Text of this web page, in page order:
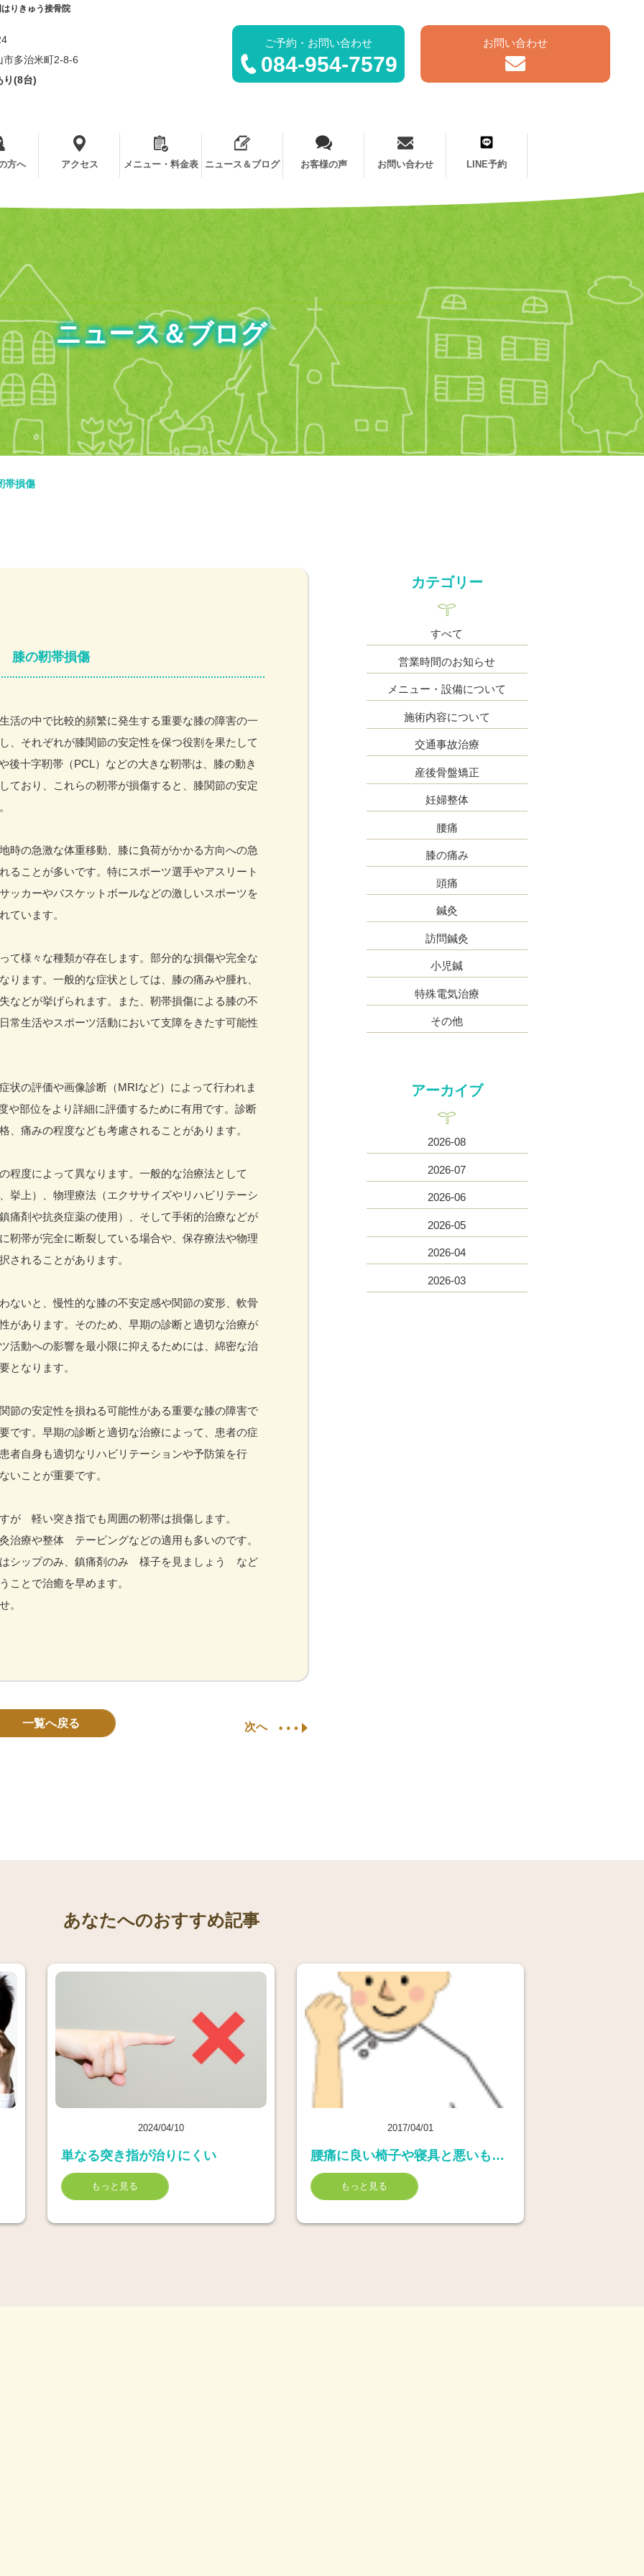
りきゅう接骨院
ご予約・お問い合わせ
084-954-7579
お問い合わせ
市多治米町2-8-6
(8台)
方へ アクセス メニュー・料金表 ニュース＆ブログ お客様の声 お問い合わせ LINE予約
ニュース＆ブログ
帯損傷
膝の靭帯損傷
活の中で比較的頻繁に発生する重要な膝の障害の一
、それぞれが膝関節の安定性を保つ役割を果たして
後十字靭帯（PCL）などの大きな靭帯は、膝の動き
ており、これらの靭帯が損傷すると、膝関節の安定
時の急激な体重移動、膝に負荷がかかる方向への急
ることが多いです。特にスポーツ選手やアスリート
ッカーやバスケットボールなどの激しいスポーツを
ています。
て様々な種類が存在します。部分的な損傷や完全な
ります。一般的な症状としては、膝の痛みや腫れ、
などが挙げられます。また、靭帯損傷による膝の不
常生活やスポーツ活動において支障をきたす可能性
状の評価や画像診断（MRIなど）によって行われま
や部位をより詳細に評価するために有用です。診断
、痛みの程度なども考慮されることがあります。
程度によって異なります。一般的な治療法として
挙上）、物理療法（エクササイズやリハビリテーシ
痛剤や抗炎症薬の使用）、そして手術的治療などが
靭帯が完全に断裂している場合や、保存療法や物理
されることがあります。
ないと、慢性的な膝の不安定感や関節の変形、軟骨
があります。そのため、早期の診断と適切な治療が
活動への影響を最小限に抑えるためには、綿密な治
となります。
節の安定性を損ねる可能性がある重要な膝の障害で
です。早期の診断と適切な治療によって、患者の症
者自身も適切なリハビリテーションや予防策を行
いことが重要です。
が 軽い突き指でも周囲の靭帯は損傷します。
治療や整体 テーピングなどの適用も多いのです。
シップのみ、鎮痛剤のみ 様子を見ましょう など
ことで治癒を早めます。
。
一覧へ戻る 次へ
カテゴリー
すべて
営業時間のお知らせ
メニュー・設備について
施術内容について
交通事故治療
産後骨盤矯正
妊婦整体
腰痛
膝の痛み
頭痛
鍼灸
訪問鍼灸
小児鍼
特殊電気治療
その他
アーカイブ
2026-08
2026-07
2026-06
2026-05
2026-04
2026-03
あなたへのおすすめ記事
2024/04/10
単なる突き指が治りにくい
もっと見る
2017/04/01
腰痛に良い椅子や寝具と悪いものの違いとは
もっと見る